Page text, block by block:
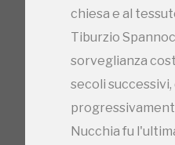
chiesa e al
Tiburzio
sorveglianza
secoli
Nucchia fu
riferimenti
distruttivi, che
Torre Saracena
adeguatamente
tra presenza
di restauro